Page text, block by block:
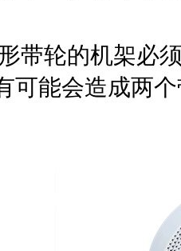
带轮的机架必
可能会造成两